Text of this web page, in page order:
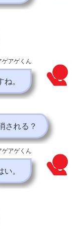
ゲアゲくん
。
される？
ゲアゲくん
い。